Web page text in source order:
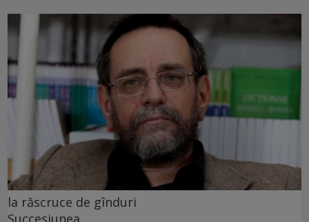
la răscruce de gînduri
Succesiunea